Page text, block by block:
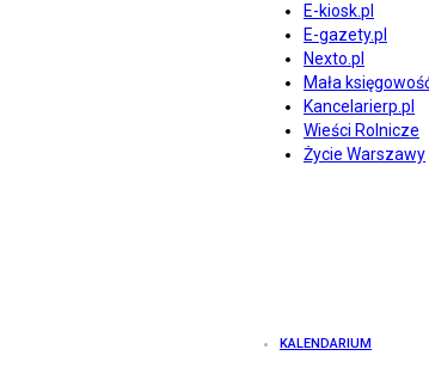
E-kiosk.pl
E-gazety.pl
Nexto.pl
Mała
Kancelarierp.pl
Wieści Rolnicze
Życie Warszawy
KALENDARIUM